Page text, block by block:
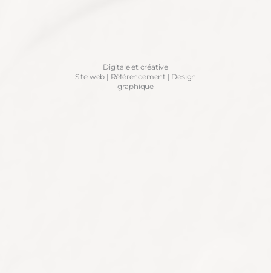
Digitale et créative
Site web | Référencement | Design
graphique